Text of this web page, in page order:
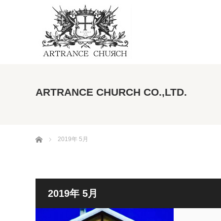
ARTRANCE CHURCH CO.,LTD.
ホーム 2019年 5月
2019年 5月